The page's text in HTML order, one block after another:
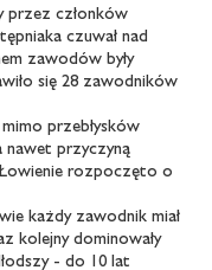
przez członków
czuwał nad
zawodów były
się 28 zawodników
przebłysków
nawet przyczyną
rozpoczęto o
każdy zawodnik miał
kolejny dominowały
- do 10 lat